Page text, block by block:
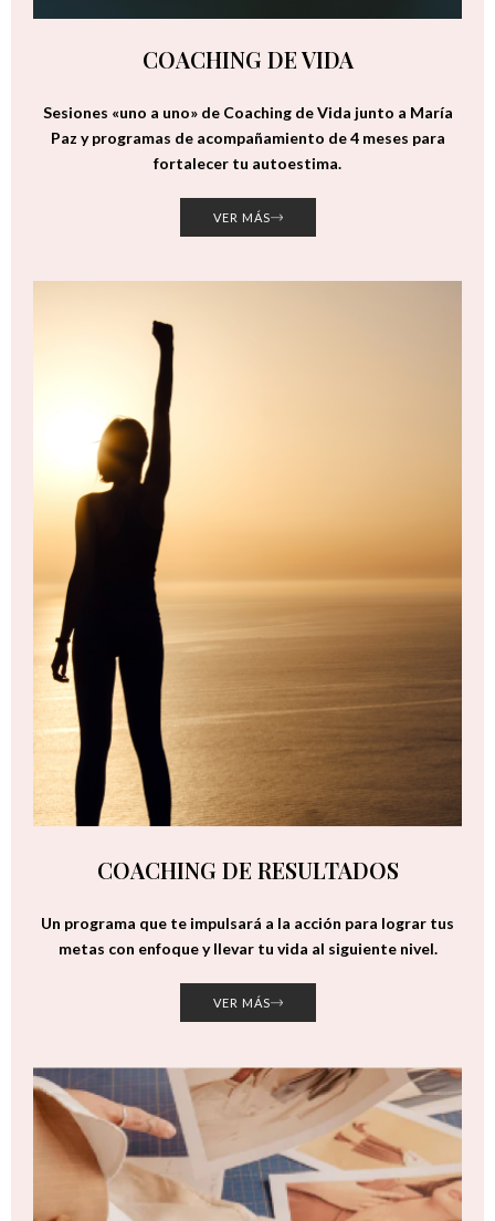
COACHING DE VIDA
Sesiones «uno a uno» de Coaching de Vida junto a María
Paz y programas de acompañamiento de 4 meses para
fortalecer tu autoestima.
VER MÁS
COACHING DE RESULTADOS
Un programa que te impulsará a la acción para lograr tus
metas con enfoque y llevar tu vida al siguiente nivel.
VER MÁS